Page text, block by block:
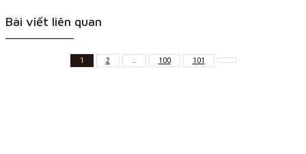
Bài viết liên quan
1 2 100 101